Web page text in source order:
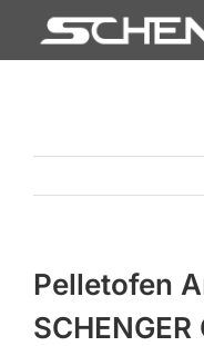
Inhalt
HÄNDLERSUCHE
UNTERNEHMEN
Pelletofen